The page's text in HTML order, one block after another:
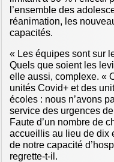
l’ensemble des
réanimation, les
capacités.
« Les équipes sont sur
Quels que soient les
elle aussi, complexe. «
unités Covid+ et des
écoles : nous n’avons
service des urgences
Faute d’un nombre de
accueillis au lieu de dix
de notre capacité
regrette-t-il.